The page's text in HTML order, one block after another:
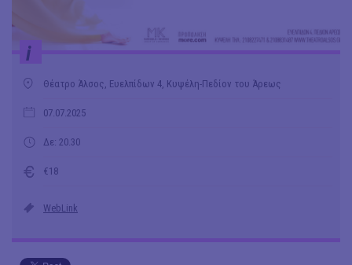
i
Θέατρο Άλσος, Ευελπίδων 4, Κυψέλη-Πεδίον του Άρεως
07.07.2025
Δε: 20.30
€18
WebLink